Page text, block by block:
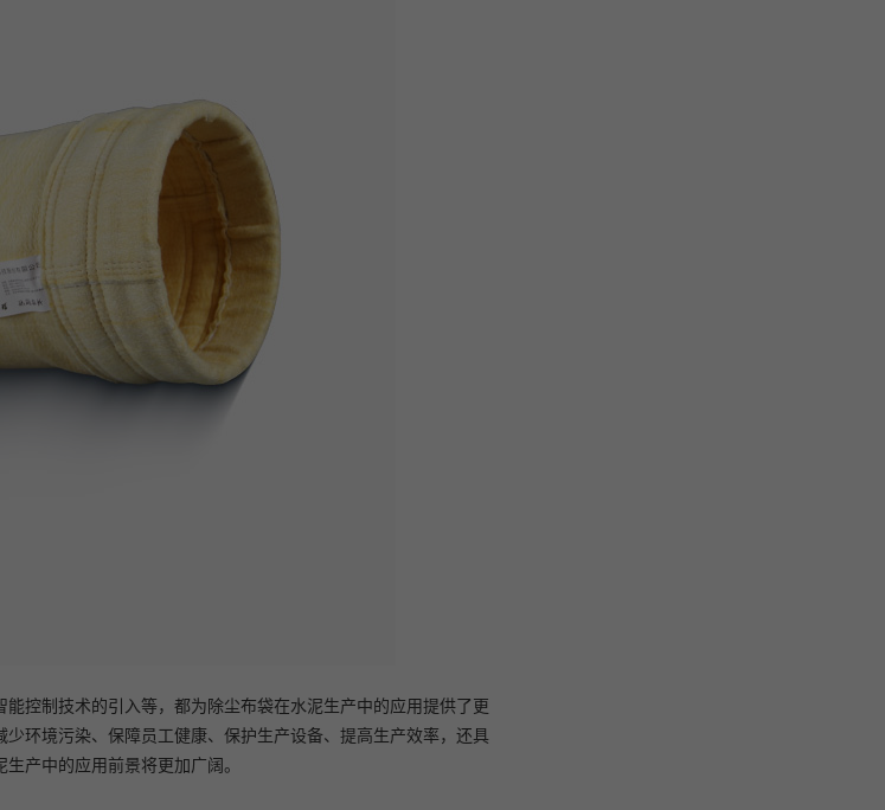
控制技术的引入等，都为除尘布袋在水泥生产中的应用提供了更
环境污染、保障员工健康、保护生产设备、提高生产效率，还具
产中的应用前景将更加广阔。